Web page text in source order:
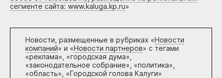
сегменте сайта: www.kaluga.kp.ru»
Новости, размещенные в рубриках «Новости
компаний» и «Новости партнеров» с тегами
«реклама», «городская дума»,
«законодательное собрание», «политика»,
«область», «Городской голова Калуги»